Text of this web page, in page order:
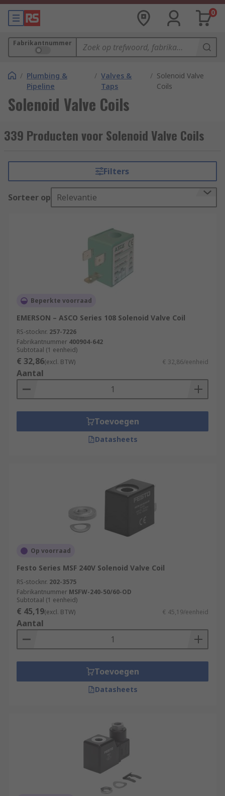
0
Fabrikantnummer
/ Plumbing &
Pipeline
/ Valves &
Taps
/ Solenoid Valve
Coils
Solenoid Valve Coils
339 Producten voor Solenoid Valve Coils
Filters
Sorteer op Relevantie
Beperkte voorraad
EMERSON – ASCO Series 108 Solenoid Valve Coil
RS-stocknr. 257-7226
Fabrikantnummer 400904-642
Subtotaal (1 eenheid)
€ 32,86(excl. BTW) € 32,86/eenheid
Aantal
Toevoegen
Datasheets
Op voorraad
Festo Series MSF 240V Solenoid Valve Coil
RS-stocknr. 202-3575
Fabrikantnummer MSFW-240-50/60-OD
Subtotaal (1 eenheid)
€ 45,19(excl. BTW) € 45,19/eenheid
Aantal
Toevoegen
Datasheets